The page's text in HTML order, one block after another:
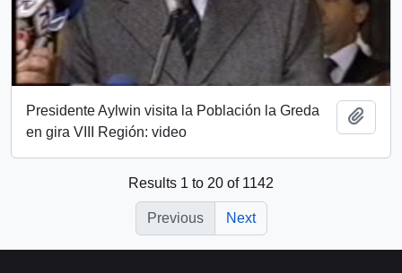
Presidente Aylwin visita la Población la Greda
en gira VIII Región: video
Results 1 to 20 of 1142
Previous Next